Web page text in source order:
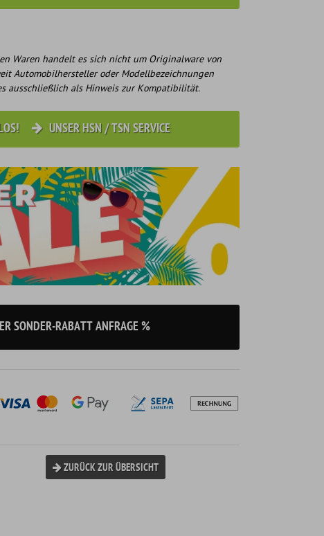
Waren handelt es sich nicht um Originalware von
Automobilhersteller oder Modellbezeichnungen
ausschließlich als Hinweis zur Kompatibilität.
UNSER HSN / TSN SERVICE
SONDER-RABATT ANFRAGE %
ZURÜCK ZUR ÜBERSICHT